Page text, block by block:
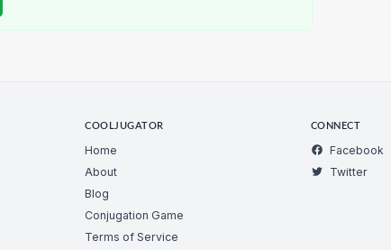
COOLJUGATOR
Home
About
Blog
Conjugation Game
Terms of Service
CONNECT
Facebook
Twitter